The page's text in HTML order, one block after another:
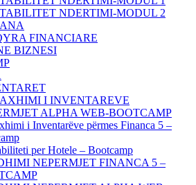
NDERTIMI-MODUL 2
FINANCIARE
BIZNESI
I INVENTAREVE
ALPHA WEB-BOOTCAMP
i Inventarëve përmes Financa 5 –
per Hotele – Bootcamp
NEPERMJET FINANCA 5 –